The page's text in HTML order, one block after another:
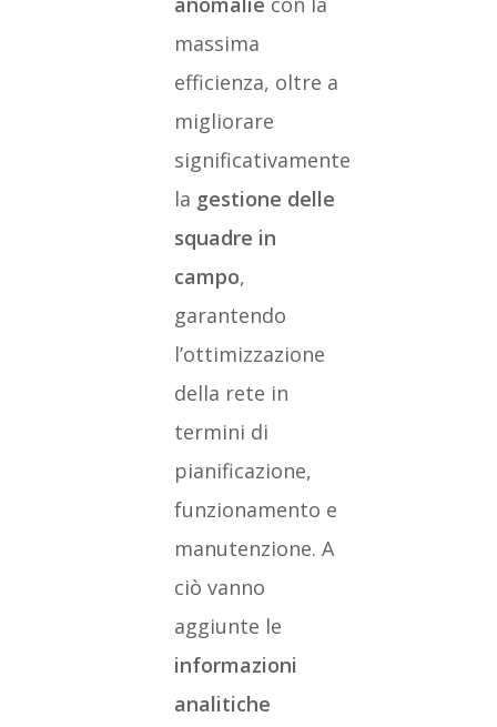
massima
efficienza, oltre a
migliorare
significativamente
la gestione delle
squadre in
campo,
garantendo
l’ottimizzazione
della rete in
termini di
pianificazione,
funzionamento e
manutenzione. A
ciò vanno
aggiunte le
informazioni
analitiche